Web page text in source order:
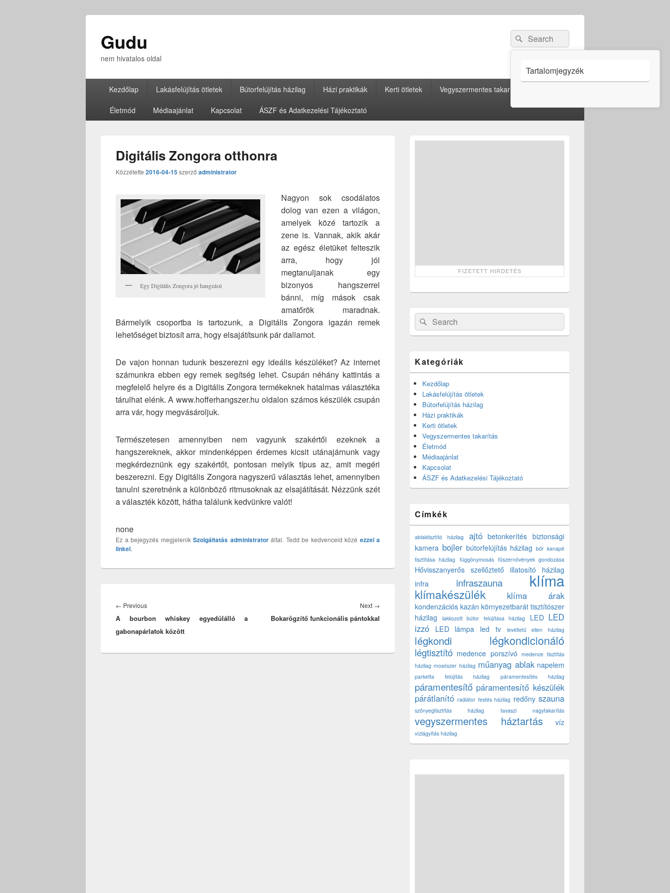
Gudu
nem hivatalos oldal
Search
for:
Search
Kezdőlap Lakásfelújítás ötletek Bútorfelújítás házilag Házi praktikák Kerti ötletek Vegyszermentes takarítás
Életmód Médiaajánlat Kapcsolat ÁSZF és Adatkezelési Tájékoztató
Digitális Zongora otthonra
Közzétette 2016-04-15szerző administrator
Egy Digitális Zongora jó hangzású
Nagyon sok csodálatos
dolog van ezen a világon,
amelyek közé tartozik a
zene is. Vannak, akik akár
az egész életüket felteszik
arra, hogy jól
megtanuljanak egy
bizonyos hangszerrel
bánni, míg mások csak
amatőrök maradnak.
Bármelyik csoportba is tartozunk, a Digitális Zongora igazán remek
lehetőséget biztosít arra, hogy elsajátítsunk pár dallamot.
De vajon honnan tudunk beszerezni egy ideális készüléket? Az internet
számunkra ebben egy remek segítség lehet. Csupán néhány kattintás a
megfelelő helyre és a Digitális Zongora termékeknek hatalmas választéka
tárulhat elénk. A www.hofferhangszer.hu oldalon számos készülék csupán
arra vár, hogy megvásároljuk.
Természetesen amennyiben nem vagyunk szakértői ezeknek a
hangszereknek, akkor mindenképpen érdemes kicsit utánajárnunk vagy
megkérdeznünk egy szakértőt, pontosan melyik típus az, amit megéri
beszerezni. Egy Digitális Zongora nagyszerű választás lehet, amennyiben
tanulni szeretnénk a különböző ritmusoknak az elsajátítását. Nézzünk szét
a választék között, hátha találunk kedvünkre valót!
none
Ez a bejegyzés megjelenik Szolgáltatás administratoráltal. Tedd be kedvenceid közé ezzel a
linkel.
navigáció
← PreviousPrevious
post:
A bourbon whiskey egyedülálló a
gabonapárlatok között
Next →
Bokarögzítő funkcionális pántokkal
Primary
Search
for:
Search
Kategóriák
Kezdőlap
Lakásfelújítás ötletek
Bútorfelújítás házilag
Házi praktikák
Kerti ötletek
Vegyszermentes takarítás
Életmód
Médiaajánlat
Kapcsolat
ÁSZF és Adatkezelési Tájékoztató
Címkék
ablaktisztító házilag ajtó betonkerítés biztonsági
kamera bojler bútorfelújítás házilag bőr kanapé
tisztítása házilag függönymosás fűszernövények gondozása
Hővisszanyerős szellőztető illatosító házilag
infra
infraszauna klíma
klímakészülék klíma árak
kondenzációs kazán környezetbarát tisztítószer
házilag
lakkozott bútor felújítása házilag LED LED
izzó
LED lámpa led tv levéltetű ellen házilag
légkondi légkondicionáló
légtisztító medence porszívó medence tisztítás
házilag mosószer házilag műanyag ablak napelem
parketta felújítás házilag páramentesítés házilag
páramentesítő páramentesítő készülék
párátlanító radiátor festés házilag redőny szauna
szőnyegtisztítás házilag tavaszi nagytakarítás
vegyszermentes háztartás víz
vízlágyítás házilag
Tartalomjegyzék